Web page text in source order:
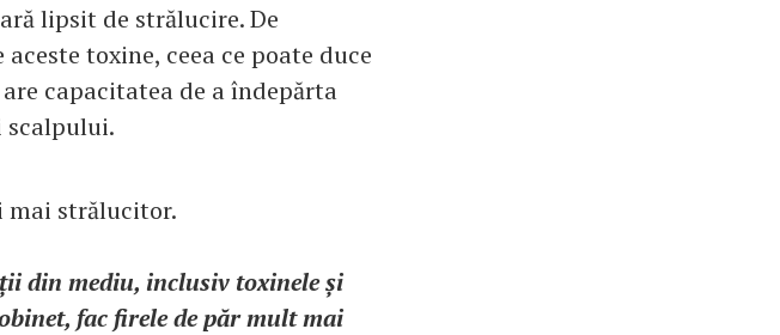
lipsit de strălucire. De
toxine, ceea ce poate duce
capacitatea de a îndepărta
mai strălucitor.
din mediu, inclusiv toxinele și
fac firele de păr mult mai